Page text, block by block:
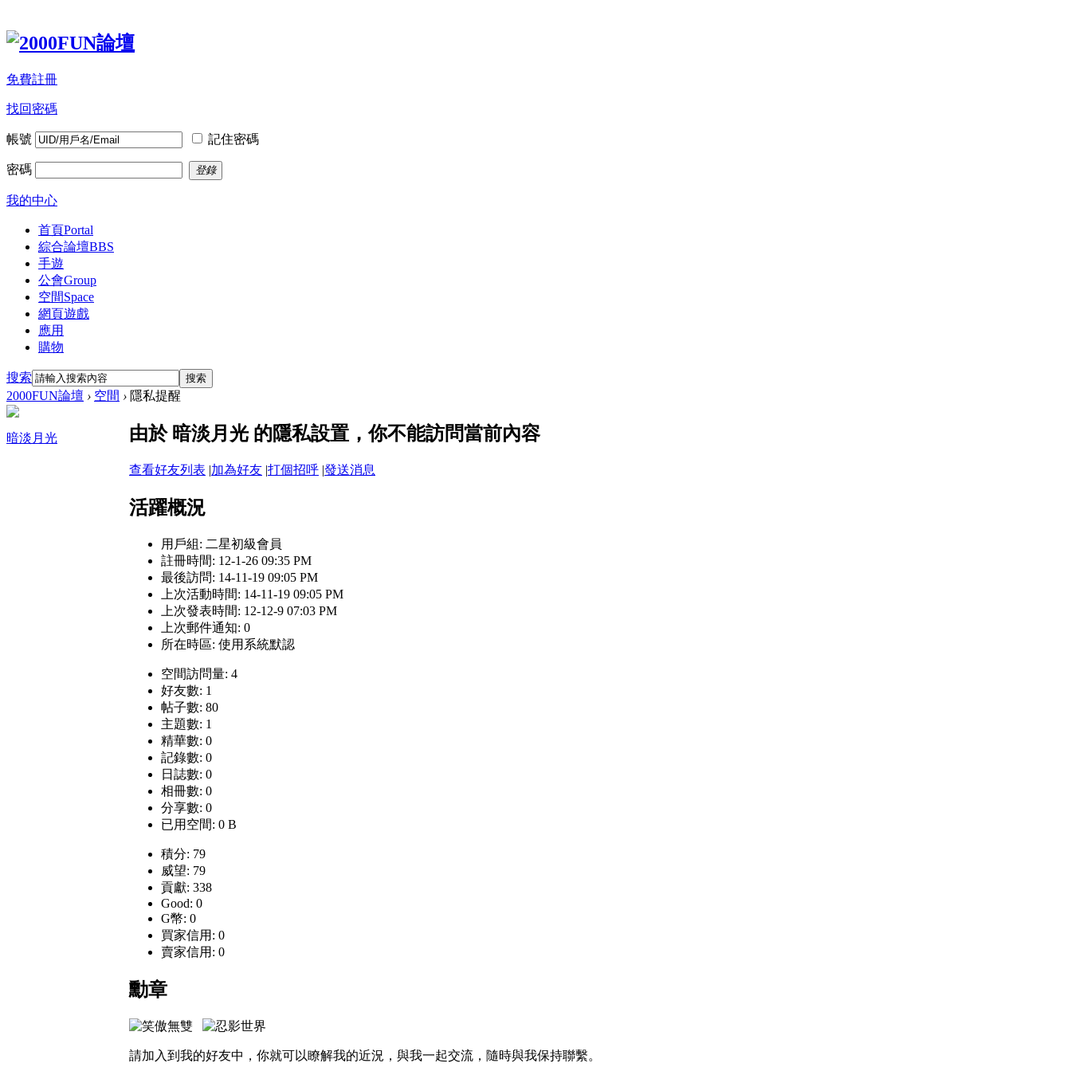
免費註冊
找回密碼
帳號 記住密碼
密碼 登錄
我的中心
首頁Portal
綜合論壇BBS
手遊
公會Group
空間Space
網頁遊戲
應用
購物
搜索 搜索
2000FUN論壇 › 空間 › 隱私提醒
暗淡月光 由於 暗淡月光 的隱私設置，你不能訪問當前內容
查看好友列表 |加為好友 |打個招呼 |發送消息
活躍概況
用戶組: 二星初級會員
註冊時間: 12-1-26 09:35 PM
最後訪問: 14-11-19 09:05 PM
上次活動時間: 14-11-19 09:05 PM
上次發表時間: 12-12-9 07:03 PM
上次郵件通知: 0
所在時區: 使用系統默認
空間訪問量: 4
好友數: 1
帖子數: 80
主題數: 1
精華數: 0
記錄數: 0
日誌數: 0
相冊數: 0
分享數: 0
已用空間: 0 B
積分: 79
威望: 79
貢獻: 338
Good: 0
G幣: 0
買家信用: 0
賣家信用: 0
勳章
請加入到我的好友中，你就可以瞭解我的近況，與我一起交流，隨時與我保持聯繫。